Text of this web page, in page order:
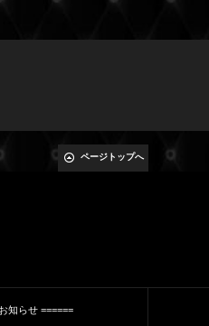
ページトップへ
知らせ ======